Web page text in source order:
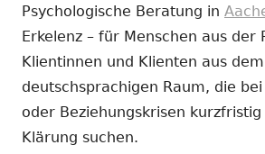
Psychologische Beratung in
Erkelenz – für Menschen aus der
Klientinnen und Klienten aus
deutschsprachigen Raum, die
oder Beziehungskrisen
Klärung suchen.